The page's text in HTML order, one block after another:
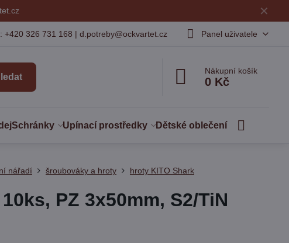
✕
+420 326 731 168 | d.potreby@ockvartet.cz Panel uživatele
Nákupní košík
0 Kč
Schránky Upínací prostředky Dětské oblečení
nářadí šroubováky a hroty hroty KITO Shark
PZ 3x50mm, S2/TiN